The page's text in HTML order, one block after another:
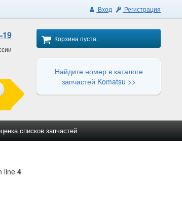
Вход Регистрация
19 Корзина пуста.
Найдите номер в каталоге
запчастей Komatsu >>
списков запчастей
line4